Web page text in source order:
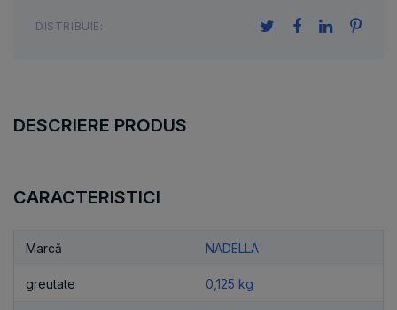
DISTRIBUIE:
DESCRIERE PRODUS
CARACTERISTICI
Marcă NADELLA
greutate 0,125 kg